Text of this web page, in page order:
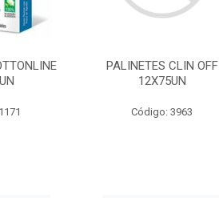
PALINETES CLIN OFF
12X75UN
Código: 3963